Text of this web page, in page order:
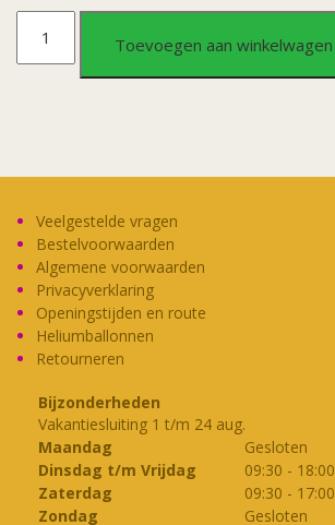
Hippie
aantal
Toevoegen aan winkelwagen
Veelgestelde vragen
Bestelvoorwaarden
Algemene voorwaarden
Privacyverklaring
Openingstijden en route
Heliumballonnen
Retourneren
Bijzonderheden
Vakantiesluiting 1 t/m 24 aug.
Maandag
Gesloten
Dinsdag t/m Vrijdag
09:30 - 18:00
Zaterdag
09:30 - 17:00
Zondag
Gesloten